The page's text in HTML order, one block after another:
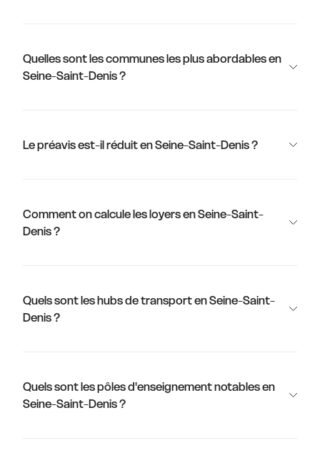
Quelles sont les communes les plus abordables en
Seine-Saint-Denis ?
Le préavis est-il réduit en Seine-Saint-Denis ?
Comment on calcule les loyers en Seine-Saint-
Denis ?
Quels sont les hubs de transport en Seine-Saint-
Denis ?
Quels sont les pôles d'enseignement notables en
Seine-Saint-Denis ?